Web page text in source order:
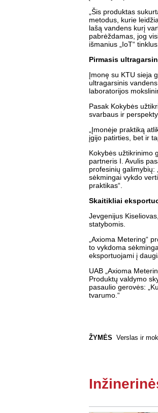
„Šis produktas
metodus, kurie
lašą vandens kurį
pabrėždamas, jog
išmanius „IoT“ tinklus.
Pirmasis
Įmonę su KTU sieja
ultragarsinis
laboratorijos
Pasak Kokybės
svarbaus ir
„Įmonėje praktiką
įgijo patirties, bet ir
Kokybės užtikrinimo
partneris I. Avulis
profesinių galimybių:
sėkmingai vykdo
praktikas“.
Skaitikliai
Jevgenijus
statybomis.
„Axioma Metering“
to vykdoma
eksportuojami į
UAB „Axioma
Produktų valdymo
pasaulio gerovės:
tvarumo.“
ŽYMĖS Verslas ir